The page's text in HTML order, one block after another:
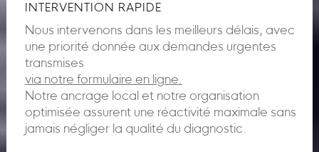
INTERVENTION RAPIDE
Nous intervenons dans les meilleurs délais, avec
une priorité donnée aux demandes urgentes
transmises
via notre formulaire en ligne.
Notre ancrage local et notre organisation
optimisée assurent une réactivité maximale sans
jamais négliger la qualité du diagnostic.